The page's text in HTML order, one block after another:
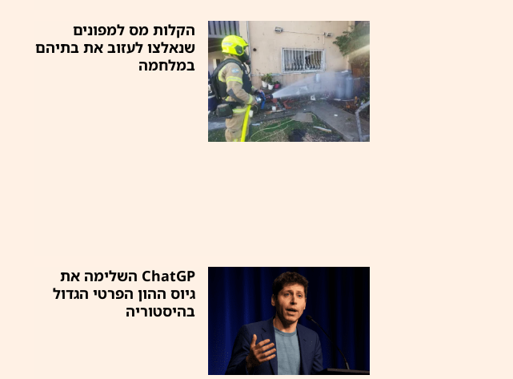
הקלות מס למפונים
שנאלצו לעזוב את בתיהם
במלחמה
ChatGP השלימה את
גיוס ההון הפרטי הגדול
בהיסטוריה